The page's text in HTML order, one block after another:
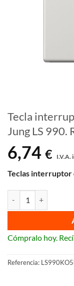
Tecla
Jung LS 990.
6,74 € I.V.A.
Teclas interruptor
Cómpralo hoy.
Referencia: